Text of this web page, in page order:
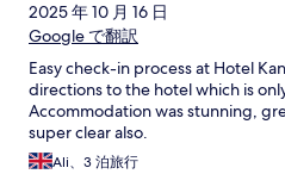
2025 年 10 月 16 日
Google で翻訳
Easy check-in process at Hotel
directions to the hotel which is
Accommodation was stunning,
super clear also.
Ali、3 泊旅行